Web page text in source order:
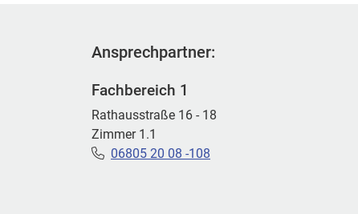
Ansprechpartner:
Fachbereich 1
Rathausstraße 16 - 18
Zimmer 1.1
06805 20 08 -108